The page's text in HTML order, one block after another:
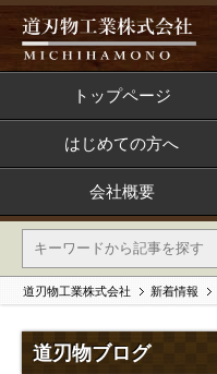
トップページ
はじめての方へ
会社概要
道刃物工業株式会社 新着情報
道刃物ブログ